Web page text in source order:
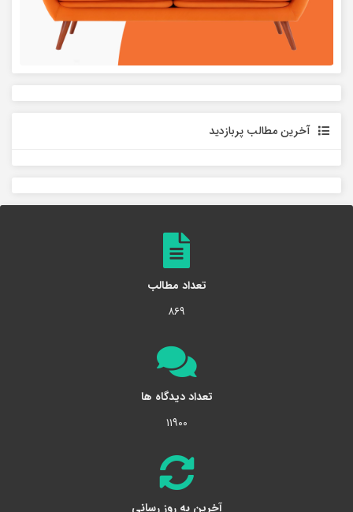
آخرین مطالب پربازدید
تعداد مطالب
۸۶۹
تعداد دیدگاه ها
۱۱۹۰۰
آخرین به روز رسانی